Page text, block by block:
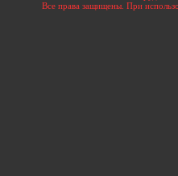
Все права защищены. При